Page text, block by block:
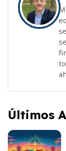
Últimos